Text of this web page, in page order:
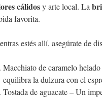
cálidosy arte local. La
favorita.
estés allí, asegúrate de
Macchiato de caramelo
equilibra la dulzura con el
Tostada de aguacate – Un